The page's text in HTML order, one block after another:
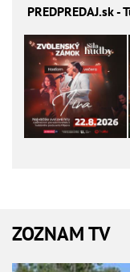
PREDPREDAJ.sk -
ZOZNAM TV